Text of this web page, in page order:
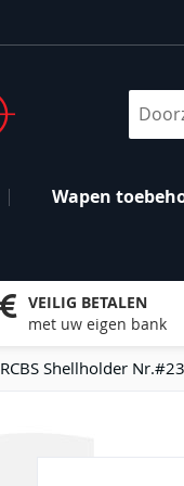
Wapen
VEILIG BETALEN
met uw eigen bank
RCBS Shellholder Nr.#23